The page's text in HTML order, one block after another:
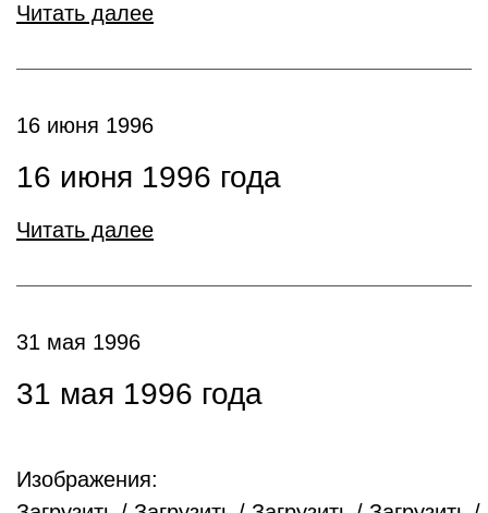
Читать далее
16 июня 1996
16 июня 1996 года
Читать далее
31 мая 1996
31 мая 1996 года
Изображения: